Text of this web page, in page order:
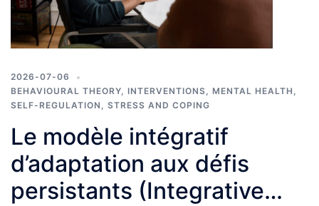
2026-07-06
BEHAVIOURAL THEORY, INTERVENTIONS, MENTAL HEALTH ,
SELF-REGULATION , STRESS AND COPING
Le modèle intégratif
d’adaptation aux défis
persistants (Integrative